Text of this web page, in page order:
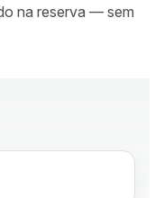
na reserva — sem